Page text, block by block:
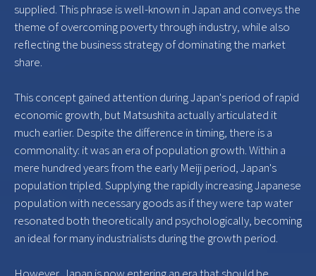
supplied. This phrase is well-known in Japan and conveys the
theme of overcoming poverty through industry, while also
reflecting the business strategy of dominating the market
share.
This concept gained attention during Japan's period of rapid
economic growth, but Matsushita actually articulated it
much earlier. Despite the difference in timing, there is a
commonality: it was an era of population growth. Within a
mere hundred years from the early Meiji period, Japan's
population tripled. Supplying the rapidly increasing Japanese
population with necessary goods as if they were tap water
resonated both theoretically and psychologically, becoming
an ideal for many industrialists during the growth period.